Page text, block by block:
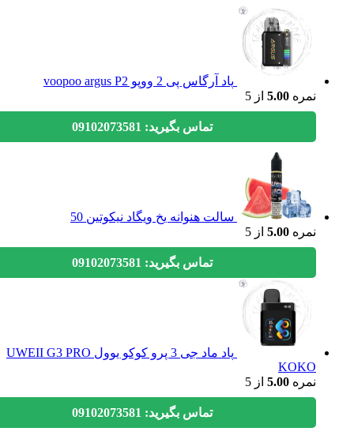
پاد آرگاس پی 2 ووپو voopoo argus P2
نمره5.00 از 5
تماس بگیرید: 09102073581
سالت هنوانه یخ ویگاد نیکوتین 50
نمره5.00 از 5
تماس بگیرید: 09102073581
پاد ماد جی 3 پرو کوکو یوول UWEII G3 PRO
KOKO
نمره5.00 از 5
تماس بگیرید: 09102073581